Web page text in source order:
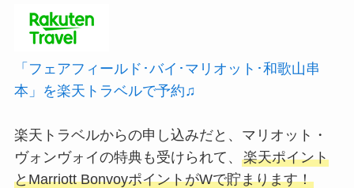
「フェアフィールド･バイ･マリオット･和歌山串
本」を楽天トラベルで予約♫
楽天トラベルからの申し込みだと、マリオット・
ヴォンヴォイの特典も受けられて、 楽天ポイント
とMarriott BonvoyポイントがWで貯まります！